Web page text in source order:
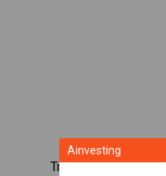
Trgujte s više od
Ainvesting